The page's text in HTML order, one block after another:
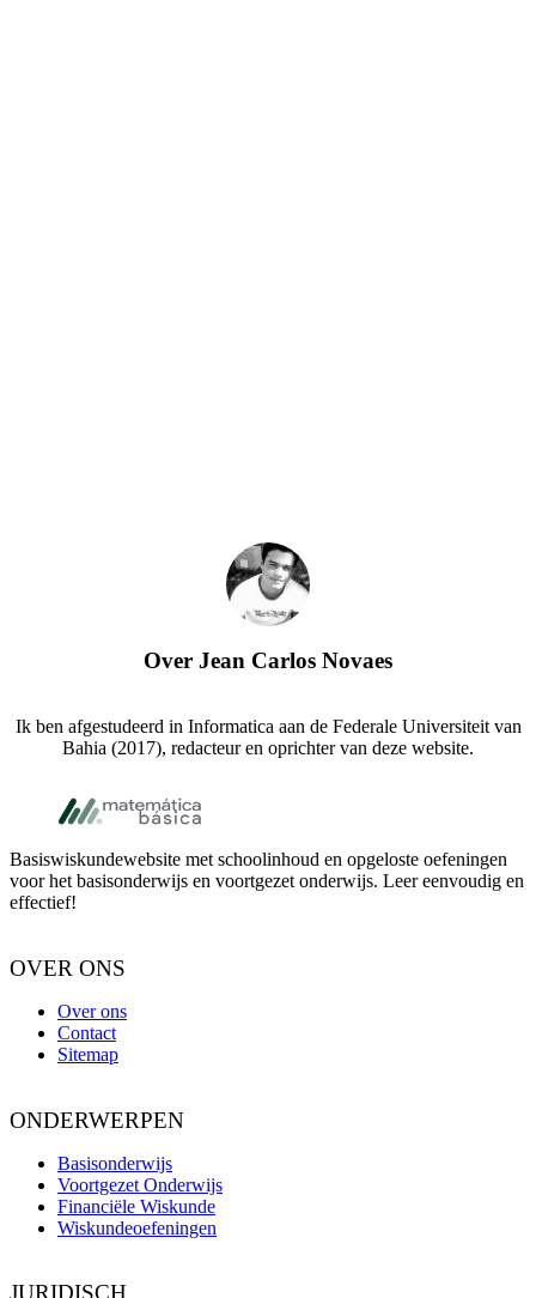
Over Jean Carlos Novaes
Ik ben afgestudeerd in Informatica aan de Federale Universiteit van
Bahia (2017), redacteur en oprichter van deze website.
Voettekst
Basiswiskundewebsite met schoolinhoud en opgeloste oefeningen
voor het basisonderwijs en voortgezet onderwijs. Leer eenvoudig en
effectief!
OVER ONS
Over ons
Contact
Sitemap
ONDERWERPEN
Basisonderwijs
Voortgezet Onderwijs
Financiële Wiskunde
Wiskundeoefeningen